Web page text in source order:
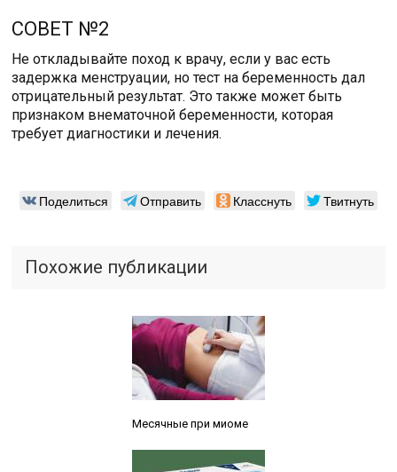
СОВЕТ №2
Не откладывайте поход к врачу, если у вас есть
задержка менструации, но тест на беременность дал
отрицательный результат. Это также может быть
признаком внематочной беременности, которая
требует диагностики и лечения.
Поделиться Отправить Класснуть Твитнуть
Похожие публикации
Месячные при миоме